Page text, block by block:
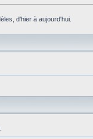
d'hier à aujourd'hui.